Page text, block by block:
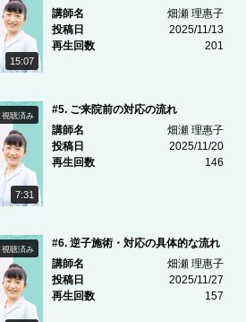
15:07
講師名
畑瀬 理惠子
投稿日
2025/11/13
再生回数
201
7:31
視聴済み
#5. ご来院前の対応の流れ
講師名
畑瀬 理惠子
投稿日
2025/11/20
再生回数
146
視聴済み
#6. 逆子施術・対応の具体的な流れ
講師名
畑瀬 理惠子
投稿日
2025/11/27
再生回数
157